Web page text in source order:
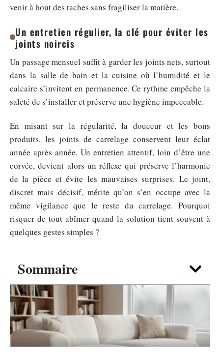
Sommaire
venir à bout des taches sans fragiliser la matière.
Un entretien régulier, la clé pour éviter les
joints noircis
Un passage mensuel suffit à garder les joints nets, surtout
dans la salle de bain et la cuisine où l’humidité et le
calcaire s’invitent en permanence. Ce rythme empêche la
saleté de s’installer et préserve une hygiène impeccable.
En misant sur la régularité, la douceur et les bons
produits, les joints de carrelage conservent leur éclat
année après année. Un entretien attentif, loin d’être une
corvée, devient alors un réflexe qui préserve l’harmonie
de la pièce et évite les mauvaises surprises. Le joint,
discret mais décisif, mérite qu’on s’en occupe avec la
même vigilance que le reste du carrelage. Pourquoi
risquer de tout abîmer quand la solution tient souvent à
quelques gestes simples ?